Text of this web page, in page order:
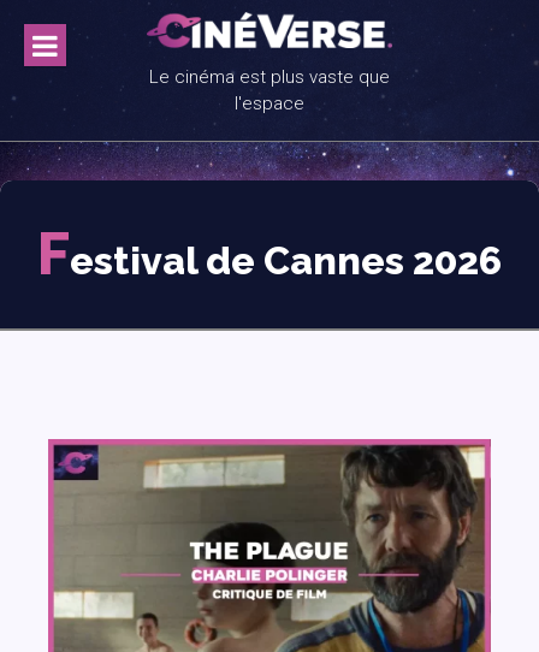
content
Le cinéma est plus vaste que
l'espace
Festival de Cannes 2026